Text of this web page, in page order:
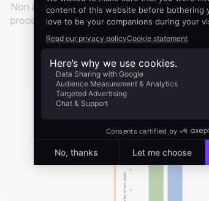
Non avrai voglia di inserire queste
processo di vendita, meglio farlo adesso!